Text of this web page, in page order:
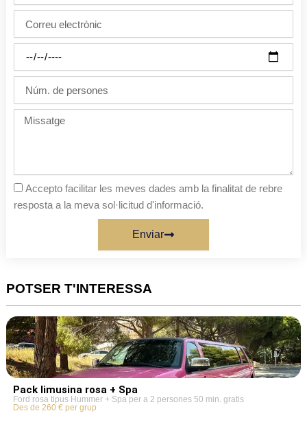
electrònic
la
festa
persones
Missatge
Accepto facilitar les meves dades amb la finalitat de rebre
resposta a la meva sol·licitud d'informació.
Enviar
POTSER T'INTERESSA
Pack limusina rosa + Spa
Ford rosa tipus Hummer + Spa per a 2 persones 50 min. gratis
Des de 260 € per grup